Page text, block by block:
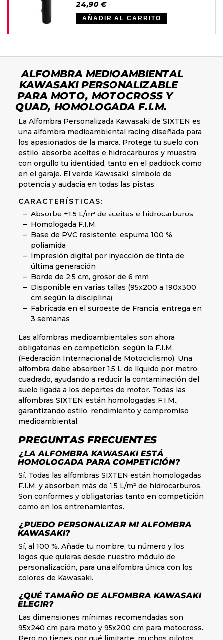
24,90 €
AÑADIR AL CARRITO
ALFOMBRA MEDIOAMBIENTAL
KAWASAKI PERSONALIZABLE
PARA MOTO, MOTOCROSS Y
QUAD, HOMOLOGADA F.I.M.
La Alfombra Personalizada Kawasaki de SIXTEN es
una alfombra medioambiental racing diseñada para
los apasionados de la marca. Protege tu suelo con
estilo, absorbe aceites e hidrocarburos y muestra
con orgullo tu identidad, tanto en el paddock como
en el garaje. El verde Kawasaki, símbolo de
potencia y audacia en todas las pistas.
CARACTERÍSTICAS:
Absorbe +1,5 L/m² de aceites e hidrocarburos
Homologada F.I.M.
Base de PVC resistente, espuma 100 %
poliamida
Impresión digital por inyección de tinta de
última generación
Borde de 2,5 cm, grosor de 6 mm
Disponible en varias tallas (95x200 a 190x300
cm según la disciplina)
Fabricada en el suroeste de Francia, entrega en
3 semanas
Las alfombras medioambientales son ahora
obligatorias en competición, según la F.I.M.
(Federación Internacional de Motociclismo). Una
alfombra debe absorber 1,5 L de líquido por metro
cuadrado, ayudando a reducir la contaminación del
suelo ligada a los deportes de motor. Todas las
alfombras SIXTEN están homologadas F.I.M.,
garantizando estilo, rendimiento y compromiso
medioambiental.
PREGUNTAS FRECUENTES
¿LA ALFOMBRA KAWASAKI ESTÁ
HOMOLOGADA PARA COMPETICIÓN?
Sí. Todas las alfombras SIXTEN están homologadas
F.I.M. y absorben más de 1,5 L/m² de hidrocarburos.
Son conformes y obligatorias tanto en competición
como en los entrenamientos.
¿PUEDO PERSONALIZAR MI ALFOMBRA
KAWASAKI?
Sí, al 100 %. Añade tu nombre, tu número y los
logos que quieras desde nuestro módulo de
personalización, para una alfombra única con los
colores de Kawasaki.
¿QUÉ TAMAÑO DE ALFOMBRA KAWASAKI
ELEGIR?
Las dimensiones mínimas recomendadas son
95x240 cm para moto y 95x200 cm para motocross.
Pero no tienes por qué limitarte: muchos pilotos